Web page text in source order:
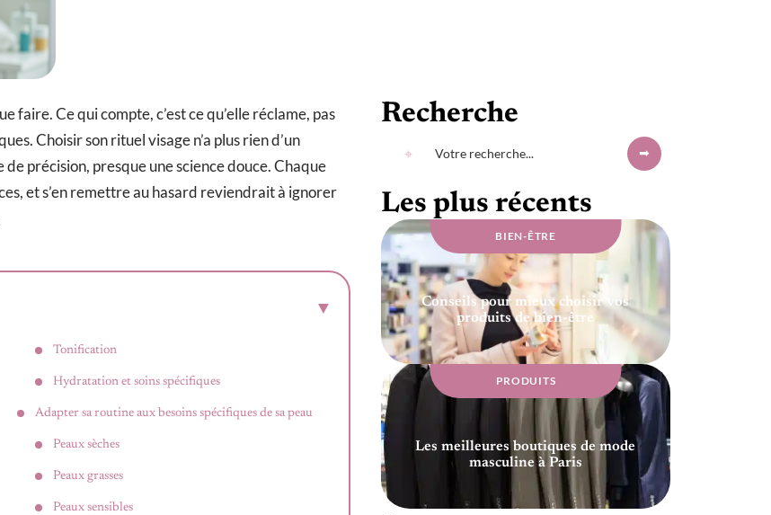
faire. Ce qui compte, c’est ce qu’elle réclame, pas
Choisir son rituel visage n’a plus rien d’un
précision, presque une science douce. Chaque
et s’en remettre au hasard reviendrait à ignorer
Tonification
Hydratation et soins spécifiques
Adapter sa routine aux besoins spécifiques de sa peau
Peaux sèches
Peaux grasses
Peaux sensibles
Recherche
Les plus récents
BIEN-ÊTRE
Conseils pour mieux choisir vos
produits de bien-être
PRODUITS
Les meilleures boutiques de mode
masculine à Paris